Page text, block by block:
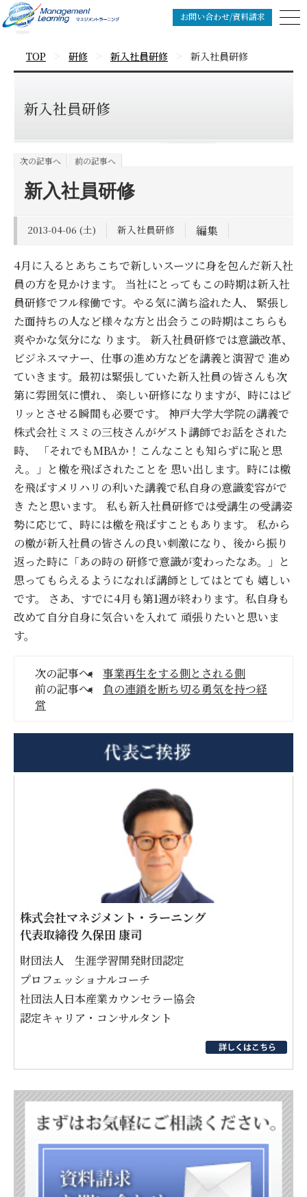
お問い合わせ/資料請求
株式会社マネジメント・ラーニング
代表取締役 久保田 康司
財団法人 生涯学習開発財団認定
プロフェッショナルコーチ
社団法人日本産業カウンセラー協会
認定キャリア・コンサルタント
TOP > 研修 > 新入社員研修 > 新入社員研修
新入社員研修
次の記事へ 前の記事へ
新入社員研修
2013-04-06 (土) 新入社員研修 編集
4月に入るとあちこちで新しいスーツに身を包んだ新入社
員の方を見かけます。 当社にとってもこの時期は新入社
員研修でフル稼働です。やる気に満ち溢れた人、 緊張し
た面持ちの人など様々な方と出会うこの時期はこちらも
爽やかな気分にな ります。 新入社員研修では意識改革、
ビジネスマナー、仕事の進め方などを講義と演習で 進め
ていきます。最初は緊張していた新入社員の皆さんも次
第に雰囲気に慣れ、 楽しい研修になりますが、時にはピ
リッとさせる瞬間も必要です。 神戸大学大学院の講義で
株式会社ミスミの三枝さんがゲスト講師でお話をされた
時、 「それでもMBAか！こんなことも知らずに恥と思
え。」と檄を飛ばされたことを 思い出します。時には檄
を飛ばすメリハリの利いた講義で私自身の意識変容がで
き たと思います。 私も新入社員研修では受講生の受講姿
勢に応じて、時には檄を飛ばすこともあります。 私から
の檄が新入社員の皆さんの良い刺激になり、後から振り
返った時に「あの時の 研修で意識が変わったなあ。」と
思ってもらえるようになれば講師としてはとても 嬉しい
です。 さあ、すでに4月も第1週が終わります。私自身も
改めて自分自身に気合いを入れて 頑張りたいと思いま
す。
次の記事へ:
事業再生をする側とされる側
前の記事へ:
負の連鎖を断ち切る勇気を持つ経
営